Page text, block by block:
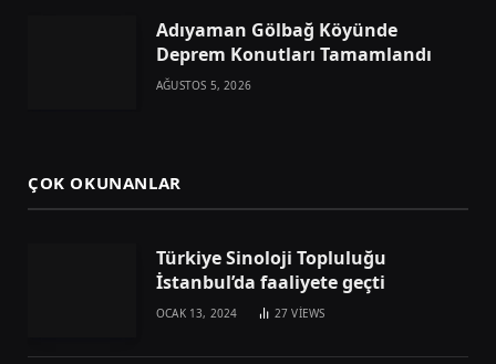
Adıyaman Gölbağ Köyünde
Deprem Konutları Tamamlandı
AĞUSTOS 5, 2026
ÇOK OKUNANLAR
Türkiye Sinoloji Topluluğu
İstanbul’da faaliyete geçti
OCAK 13, 2024 27VIEWS